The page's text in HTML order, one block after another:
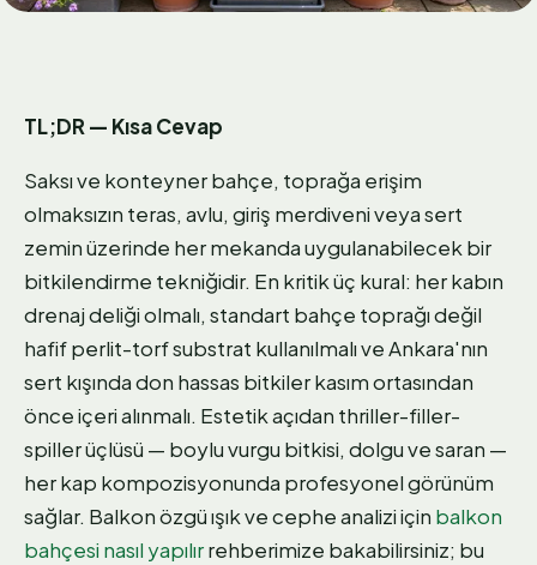
TL;DR — Kısa Cevap
Saksı ve konteyner bahçe, toprağa erişim
olmaksızın teras, avlu, giriş merdiveni veya sert
zemin üzerinde her mekanda uygulanabilecek bir
bitkilendirme tekniğidir. En kritik üç kural: her kabın
drenaj deliği olmalı, standart bahçe toprağı değil
hafif perlit-torf substrat kullanılmalı ve Ankara'nın
sert kışında don hassas bitkiler kasım ortasından
önce içeri alınmalı. Estetik açıdan thriller-filler-
spiller üçlüsü — boylu vurgu bitkisi, dolgu ve saran —
her kap kompozisyonunda profesyonel görünüm
sağlar. Balkon özgü ışık ve cephe analizi için balkon
bahçesi nasıl yapılırrehberimize bakabilirsiniz; bu